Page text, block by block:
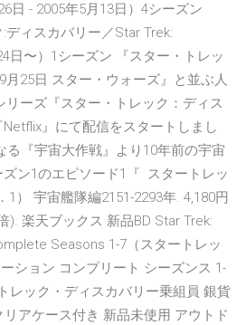
日 - 2005年5月13日）4シーズン
:ディスカバリー／Star Trek:
日〜）1シーズン 『スター・トレッ
月25日 スター・ウォーズ』と並ぶ人
リーズ『スター・トレック：ディス
』にて配信をスタートしまし
る『宇宙大作戦』より10年前の宇宙
ン1のエピソード1『 スタートレッ
1） 宇宙艦隊編2151-2293年. 4,180円
). 楽天ブックス 新品BD Star Trek:
Seasons 1-7（スタートレッ
ション コンプリート シーズンス 1-
レック・ディスカバリー乗組員 銀貨
アケース付き 新品未使用 アウトド